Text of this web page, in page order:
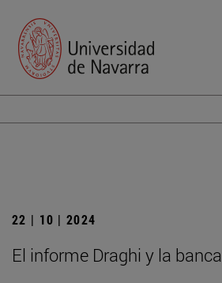
22 | 10 | 2024
El informe Draghi y la banca